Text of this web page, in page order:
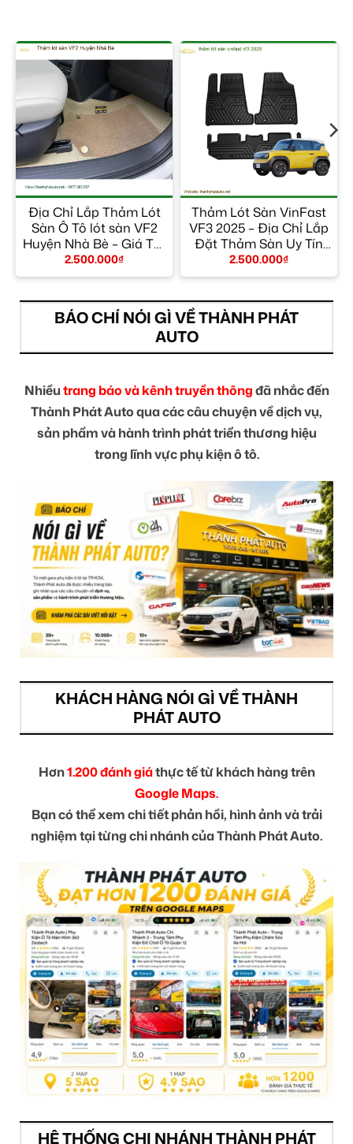
Địa Chỉ Lắp Thảm Lót
Sàn Ô Tô lót sàn VF2
Huyện Nhà Bè – Giá Tốt
TPHCM
2.500.000₫
Thảm Lót Sàn VinFast
VF3 2025 – Địa Chỉ Lắp
Đặt Thảm Sàn Uy Tín
TPHCM
2.500.000₫
BÁO CHÍ NÓI GÌ VỀ THÀNH PHÁT
AUTO
Nhiềutrang báo và kênh truyền thôngđã nhắc đến
Thành Phát Auto qua các câu chuyện về dịch vụ,
sản phẩm và hành trình phát triển thương hiệu
trong lĩnh vực phụ kiện ô tô.
KHÁCH HÀNG NÓI GÌ VỀ THÀNH
PHÁT AUTO
Hơn1.200 đánh giáthực tế từ khách hàng trên
Google Maps.
Bạn có thể xem chi tiết phản hồi, hình ảnh và trải
nghiệm tại từng chi nhánh của Thành Phát Auto.
HỆ THỐNG CHI NHÁNH THÀNH PHÁT